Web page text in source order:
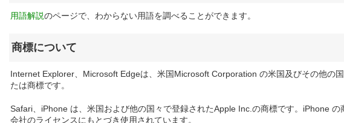
用語解説のページで、わからない用語を調べることができます。
商標について
Internet Explorer、Microsoft Edgeは、米国Microsoft Corporation の米国及びその他の
たは商標です。
Safari、iPhone は、米国および他の国々で登録されたApple Inc.の商標です。iPhone の
会社のライセンスにもとづき使用されています。